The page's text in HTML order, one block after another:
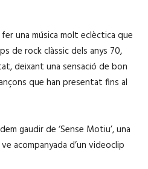
una música molt eclèctica que
de rock clàssic dels anys 70,
deixant una sensació de bon
que han presentat fins al
gaudir de ‘Sense Motiu’, una
acompanyada d’un videoclip